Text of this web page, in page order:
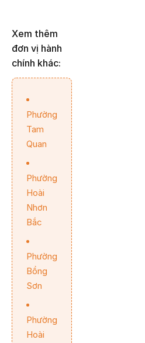
Xem thêm
đơn vị hành
chính khác:
Phường
Tam
Quan
Phường
Hoài
Nhơn
Bắc
Phường
Bồng
Sơn
Phường
Hoài